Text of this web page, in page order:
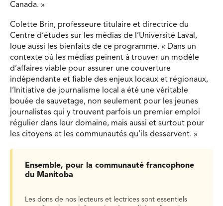
Canada. »
Colette Brin, professeure titulaire et directrice du
Centre d’études sur les médias de l’Université Laval,
loue aussi les bienfaits de ce programme. « Dans un
contexte où les médias peinent à trouver un modèle
d’affaires viable pour assurer une couverture
indépendante et fiable des enjeux locaux et régionaux,
l’Initiative de journalisme local a été une véritable
bouée de sauvetage, non seulement pour les jeunes
journalistes qui y trouvent parfois un premier emploi
régulier dans leur domaine, mais aussi et surtout pour
les citoyens et les communautés qu’ils desservent. »
Ensemble, pour la communauté francophone
du Manitoba
Les dons de nos lecteurs et lectrices sont essentiels